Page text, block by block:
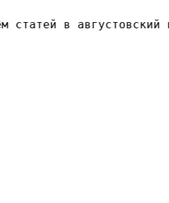
в августовский